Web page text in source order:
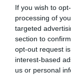
If you wish to
processing of
targeted
section to
opt-out request
interest-based
us or personal
csökkenti.
Via